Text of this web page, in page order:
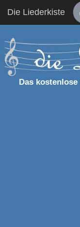
Die Liederkiste
Das